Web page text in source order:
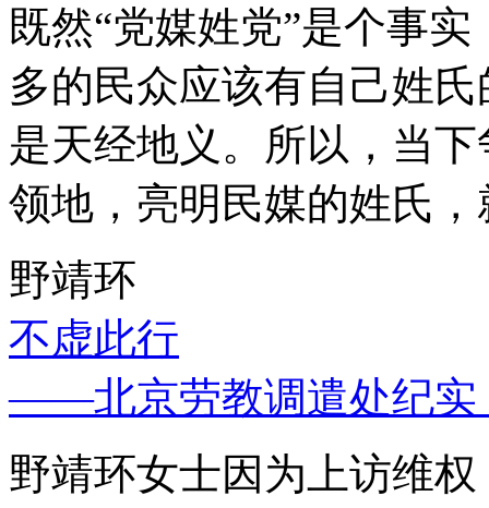
既然“党媒姓党”是个事
多的民众应该有自己姓
是天经地义。所以，当
领地，亮明民媒的姓氏
野靖环
不虚此行
——北京劳教调遣处纪实
野靖环女士因为上访维